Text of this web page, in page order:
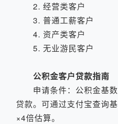
2. 经营类客户
3. 普通工薪客户
4. 资产类客户
5. 无业游民客户
公积金客户贷款指南
申请条件：公积金基数
贷款。可通过支付宝查询
×4倍估算。